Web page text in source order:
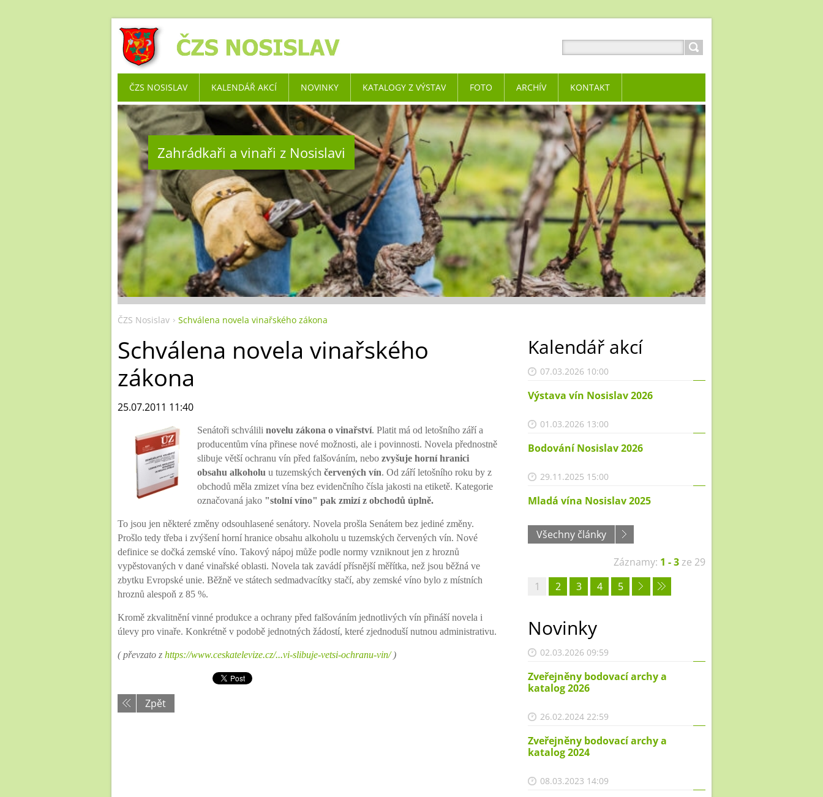
Zahrádkaři a vinaři z Nosislavi
ČZS Nosislav Schválena novela vinařského zákona
Schválena novela vinařského
zákona
25.07.2011 11:40
Senátoři schválili novelu zákona o vinařství. Platit má od letošního září a
producentům vína přinese nové možnosti, ale i povinnosti. Novela přednostně
slibuje větší ochranu vín před falšováním, nebo zvyšuje horní hranici
obsahu alkoholu u tuzemských červených vín. Od září letošního roku by z
obchodů měla zmizet vína bez evidenčního čísla jakosti na etiketě. Kategorie
označovaná jako "stolní víno" pak zmizí z obchodů úplně.
To jsou jen některé změny odsouhlasené senátory. Novela prošla Senátem bez jediné změny.
Prošlo tedy třeba i zvýšení horní hranice obsahu alkoholu u tuzemských červených vín. Nové
definice se dočká zemské víno. Takový nápoj může podle normy vzniknout jen z hroznů
vypěstovaných v dané vinařské oblasti. Novela tak zavádí přísnější měřítka, než jsou běžná ve
zbytku Evropské unie. Běžně ve státech sedmadvacítky stačí, aby zemské víno bylo z místních
hroznů alespoň z 85 %.
Kromě zkvalitnění vinné produkce a ochrany před falšováním jednotlivých vín přináší novela i
úlevy pro vinaře. Konkrétně v podobě jednotných žádostí, které zjednoduší nutnou administrativu.
( převzato z https://www.ceskatelevize.cz/...vi-slibuje-vetsi-ochranu-vin/)
Zpět
Kalendář akcí
07.03.2026 10:00
Výstava vín Nosislav 2026
01.03.2026 13:00
Bodování Nosislav 2026
29.11.2025 15:00
Mladá vína Nosislav 2025
Všechny články
Záznamy: 1 - 3ze 29
1
2 3 4 5
Novinky
02.03.2026 09:59
Zveřejněny bodovací archy a
katalog 2026
26.02.2024 22:59
Zveřejněny bodovací archy a
katalog 2024
08.03.2023 14:09
ČZS NOSISLAV KALENDÁŘ AKCÍ NOVINKY KATALOGY Z VÝSTAV FOTO ARCHÍV KONTAKT